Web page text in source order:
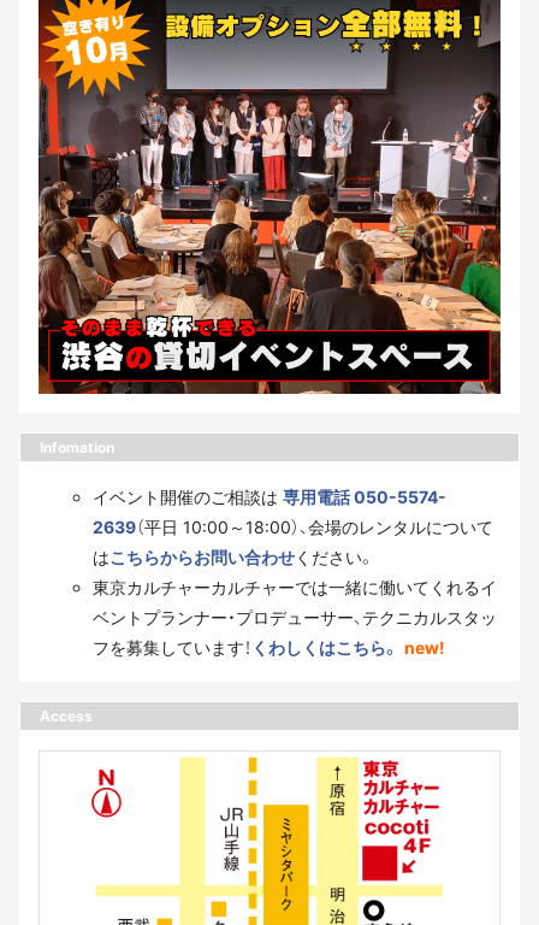
Infomation
イベント開催のご相談は 専用電話 050-5574-
2639（平日 10:00～18:00）、会場のレンタルについて
はこちらからお問い合わせください。
東京カルチャーカルチャーでは一緒に働いてくれるイ
ベントプランナー・プロデューサー、テクニカルスタッ
フを募集しています！ くわしくはこちら。 new!
Access